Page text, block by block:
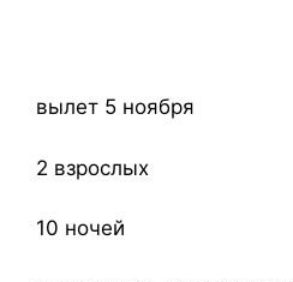
вылет 5 ноября
2 взрослых
10 ночей